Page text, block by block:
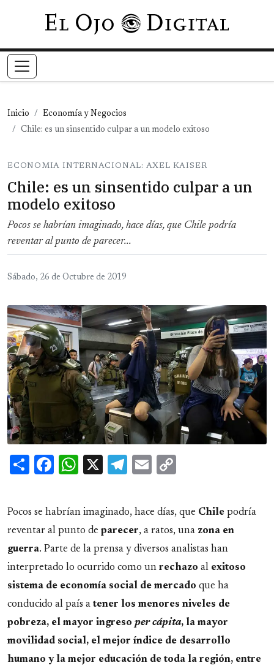
Pasar al contenido principal
Inicio
Economía y Negocios
Chile: es un sinsentido culpar a un modelo exitoso
ECONOMIA INTERNACIONAL: AXEL KAISER
Chile: es un sinsentido culpar a un
modelo exitoso
Pocos se habrían imaginado, hace días, que Chile podría
reventar al punto de parecer...
Sábado, 26 de Octubre de 2019
ShareFacebook
WhatsApp
X Telegram
Email
Pocos se habrían imaginado, hace días, que Chile podría
reventar al punto de parecer, a ratos, una zona en
guerra. Parte de la prensa y diversos analistas han
interpretado lo ocurrido como un rechazo al exitoso
sistema de economía social de mercado que ha
conducido al país a tener los menores niveles de
pobreza, el mayor ingreso per cápita, la mayor
movilidad social, el mejor índice de desarrollo
humano y la mejor educación de toda la región, entre